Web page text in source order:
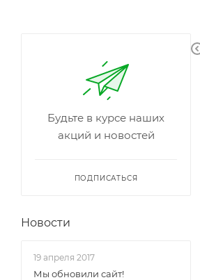
Будьте в курсе наших
акций и новостей
ПОДПИСАТЬСЯ
Новости
19 апреля 2017
Мы обновили сайт!